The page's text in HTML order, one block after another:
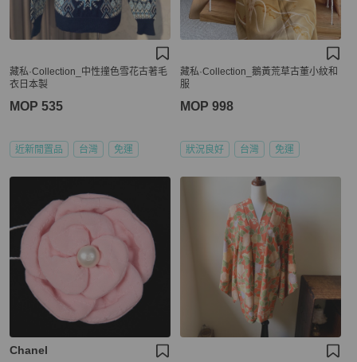
藏私·Collection_中性撞色雪花古著毛
衣日本製
MOP 535
近新閒置品 台灣 免運
藏私·Collection_鵝黃荒草古董小紋和
服
MOP 998
狀況良好 台灣 免運
Chanel